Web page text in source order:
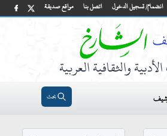
مواقع صديقة اتصل بنا انضمام/ تسجيل الدخول
والثقافية العربية
بحث